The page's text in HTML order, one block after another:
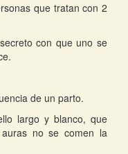
que tratan con 2
con que uno se
de un parto.
largo y blanco, que
no se comen la